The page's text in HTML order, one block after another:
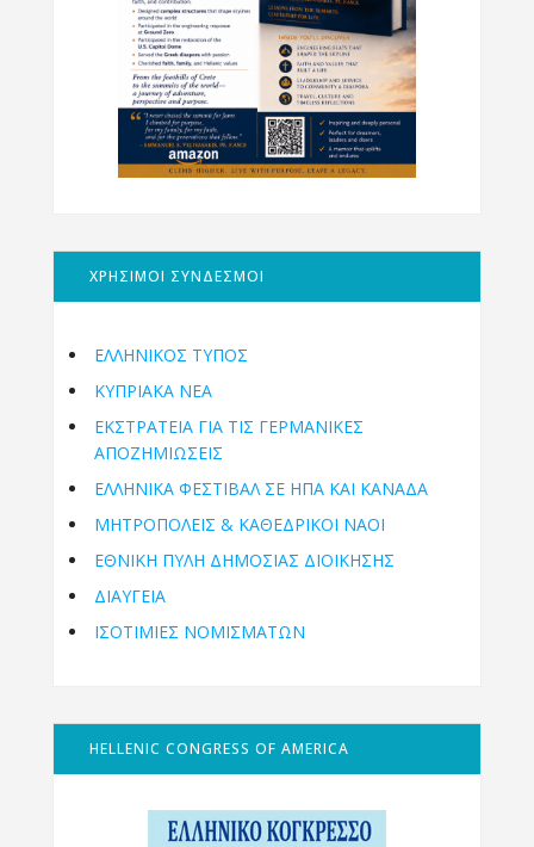
ΧΡΗΣΙΜΟΙ ΣΥΝΔΕΣΜΟΙ
ΕΛΛΗΝΙΚΟΣ ΤΥΠΟΣ
ΚΥΠΡΙΑΚΑ ΝΕΑ
ΕΚΣΤΡΑΤΕΙΑ ΓΙΑ ΤΙΣ ΓΕΡΜΑΝΙΚΕΣ
ΑΠΟΖΗΜΙΩΣΕΙΣ
ΕΛΛΗΝΙΚΆ ΦΕΣΤΙΒΆΛ ΣΕ ΗΠΑ ΚΑΙ ΚΑΝΑΔΑ
ΜΗΤΡΟΠΌΛΕΙΣ & ΚΑΘΕΔΡΙΚΟΊ ΝΑΟΊ
ΕΘΝΙΚΉ ΠΎΛΗ ΔΗΜΌΣΙΑΣ ΔΙΟΊΚΗΣΗΣ
ΔΙΑΥΓΕΙΑ
ΙΣΟΤΙΜΙΕΣ ΝΟΜΙΣΜΑΤΩΝ
HELLENIC CONGRESS OF AMERICA